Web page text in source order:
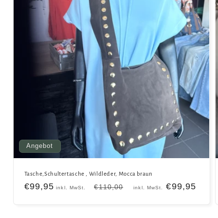
Angebot
Tasche,Schultertasche , Wildleder, Mocca braun
Verkaufspreis
€99,95 inkl. MwSt.
Normaler
€110,00 inkl. MwSt. €99,95